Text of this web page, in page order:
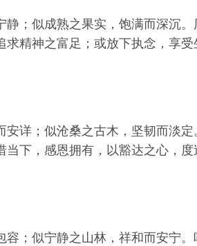
；似成熟之果实，饱满而深沉
精神之富足；或放下执念，享
详；似沧桑之古木，坚韧而淡
下，感恩拥有，以豁达之心，
；似宁静之山林，祥和而安宁